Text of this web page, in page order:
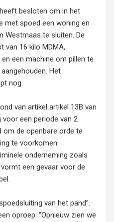
besloten om in het
met spoed een woning en
Westmaas te sluiten. De
van 16 kilo MDMA,
een machine om pillen te
Het
nog.
van artikel artikel 13B van
een periode van 2
om de openbare orde te
te voorkomen.
onderneming zoals
een gevaar voor de
van het pand”.
oproep: “Opnieuw zien we